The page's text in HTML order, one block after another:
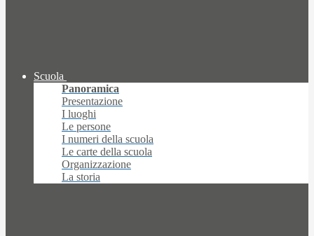
Scuola
Panoramica
Presentazione
I luoghi
Le persone
I numeri della scuola
Le carte della scuola
Organizzazione
La storia